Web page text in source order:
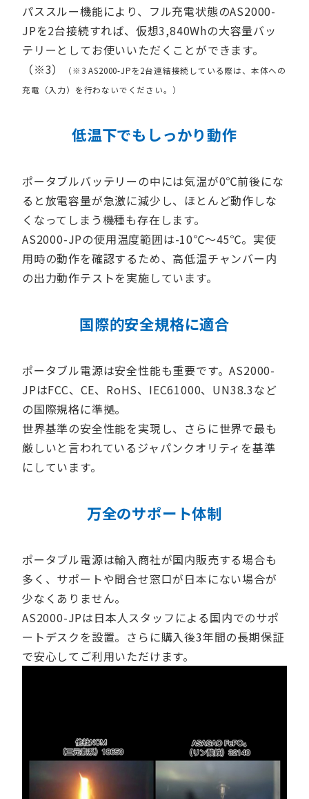
パススルー機能により、フル充電状態のAS2000-
JPを2台接続すれば、仮想3,840Whの大容量バッ
テリーとしてお使いいただくことができます。
（※3）
（※3 AS2000-JPを2台連結接続している際は、本体への
充電（入力）を行わないでください。）
低温下でもしっかり動作
ポータブルバッテリーの中には気温が0℃前後にな
ると放電容量が急激に減少し、ほとんど動作しな
くなってしまう機種も存在します。
AS2000-JPの使用温度範囲は-10℃～45℃。実使
用時の動作を確認するため、高低温チャンバー内
の出力動作テストを実施しています。
国際的安全規格に適合
ポータブル電源は安全性能も重要です。AS2000-
JPはFCC、CE、RoHS、IEC61000、UN38.3など
の国際規格に準拠。
世界基準の安全性能を実現し、さらに世界で最も
厳しいと言われているジャパンクオリティを基準
にしています。
万全のサポート体制
ポータブル電源は輸入商社が国内販売する場合も
多く、サポートや問合せ窓口が日本にない場合が
少なくありません。
AS2000-JPは日本人スタッフによる国内でのサポ
ートデスクを設置。さらに購入後3年間の長期保証
で安心してご利用いただけます。